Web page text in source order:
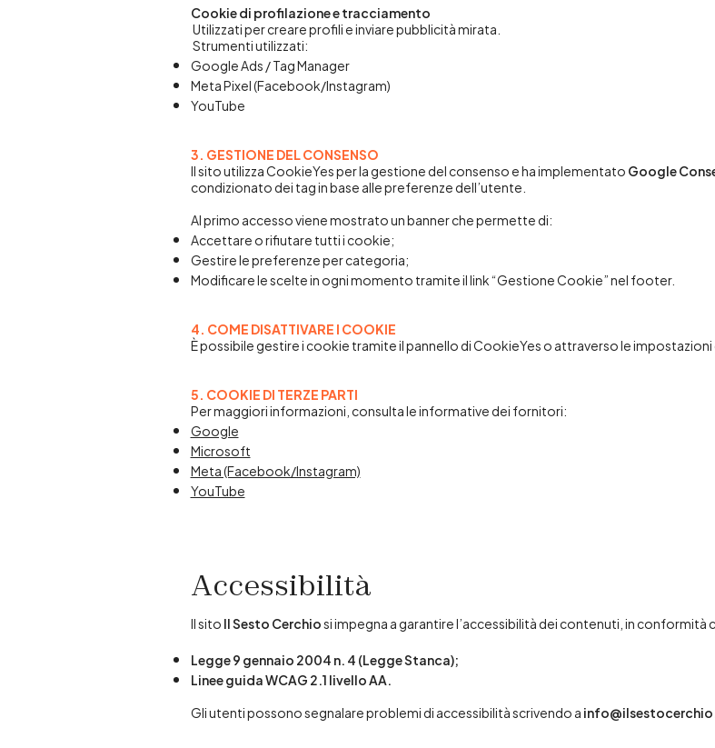
Cookie di profilazione e tracciamento
Utilizzati per creare profili e inviare pubblicità mirata.
Strumenti utilizzati:
Google Ads / Tag Manager
Meta Pixel (Facebook/Instagram)
YouTube
3. GESTIONE DEL CONSENSO
Il sito utilizza CookieYes per la gestione del consenso e ha implementatoGoogle
condizionato dei tag in base alle preferenze dell’utente.
Al primo accesso viene mostrato un banner che permette di:
Accettare o rifiutare tutti i cookie;
Gestire le preferenze per categoria;
Modificare le scelte in ogni momento tramite il link “Gestione Cookie” nel footer.
4. COME DISATTIVARE I COOKIE
È possibile gestire i cookie tramite il pannello di CookieYes o attraverso le
5. COOKIE DI TERZE PARTI
Per maggiori informazioni, consulta le informative dei fornitori:
Google
Microsoft
Meta (Facebook/Instagram)
YouTube
Accessibilità
Il sitoIl Sesto Cerchiosi impegna a garantire l’accessibilità dei contenuti, in conformità
Legge 9 gennaio 2004 n. 4 (Legge Stanca);
Linee guida WCAG 2.1 livello AA.
Gli utenti possono segnalare problemi di accessibilità scrivendo a